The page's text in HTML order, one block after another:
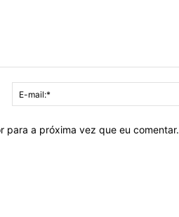
Nome:*
para a próxima vez que eu comentar.